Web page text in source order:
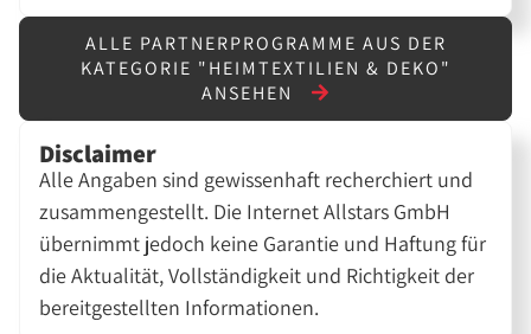
ALLE PARTNERPROGRAMME AUS DER
KATEGORIE "HEIMTEXTILIEN & DEKO"
ANSEHEN
Disclaimer
Alle Angaben sind gewissenhaft recherchiert und
zusammengestellt. Die Internet Allstars GmbH
übernimmt jedoch keine Garantie und Haftung für
die Aktualität, Vollständigkeit und Richtigkeit der
bereitgestellten Informationen.